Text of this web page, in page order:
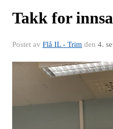
Takk for
Postet av Flå IL - Trim den 4.